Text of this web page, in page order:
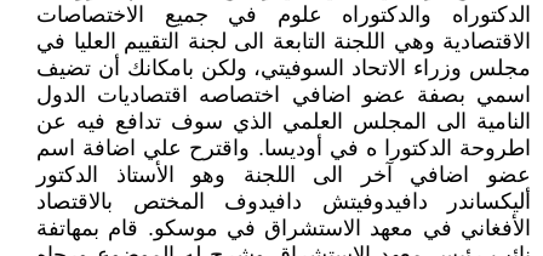
الدكتوراه والدكتوراه علوم في جميع الاختصاصات
الاقتصادية وهي اللجنة التابعة الى لجنة التقييم العليا في
مجلس وزراء الاتحاد السوفيتي، ولكن بامكانك أن تضيف
اسمي بصفة عضو اضافي اختصاصه اقتصاديات الدول
النامية الى المجلس العلمي الذي سوف تدافع فيه عن
اطروحة الدكتورا ه في أوديسا. واقترح علي اضافة اسم
عضو اضافي آخر الى اللجنة وهو الأستاذ الدكتور
أليكساندر دافيدوفيتش دافيدوف المختص بالاقتصاد
الأفغاني في معهد الاستشراق في موسكو. قام بمهاتفة